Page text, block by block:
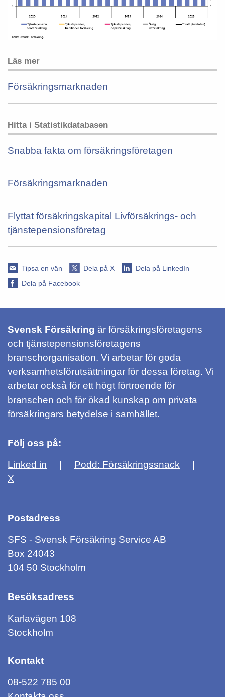
Läs mer
Försäkringsmarknaden
Hitta i Statistikdatabasen
Snabba fakta om försäkringsföretagen
Försäkringsmarknaden
Flyttat försäkringskapital Livförsäkrings- och
tjänstepensionsföretag
Tipsa en vän Dela på X
Dela på LinkedIn
Dela på Facebook
Svensk Försäkring är försäkringsföretagens
och tjänstepensionsföretagens
branschorganisation. Vi arbetar för goda
verksamhetsförutsättningar för dessa företag. Vi
arbetar också för ett högt förtroende för
branschen och för ökad kunskap om privata
försäkringars betydelse i samhället.
Följ oss på:
Linked in
Podd: Försäkringssnack
X
Postadress
SFS - Svensk Försäkring Service AB
Box 24043
104 50 Stockholm
Besöksadress
Karlavägen 108
Stockholm
Kontakt
08-522 785 00